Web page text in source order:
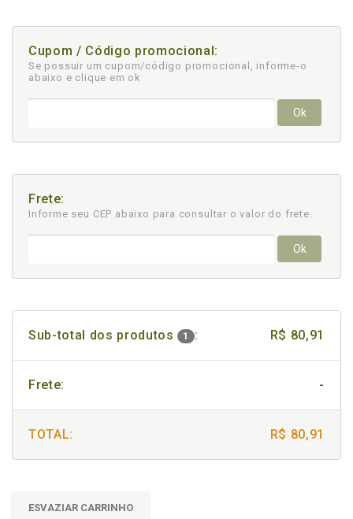
Cupom / Código promocional:
Se possuir um cupom/código promocional, informe-o
abaixo e clique em ok
Ok
Frete:
Informe seu CEP abaixo para consultar o valor do frete.
Ok
Sub-total dos produtos 1 : R$ 80,91
Frete: -
TOTAL: R$ 80,91
ESVAZIAR CARRINHO